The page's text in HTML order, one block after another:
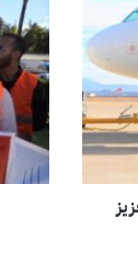
س
ا
ت
ذ
ة
ا
ل
ز